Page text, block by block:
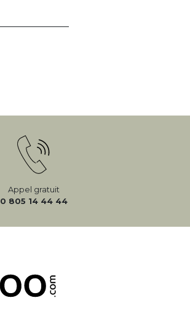
Appel gratuit
0 805 14 44 44